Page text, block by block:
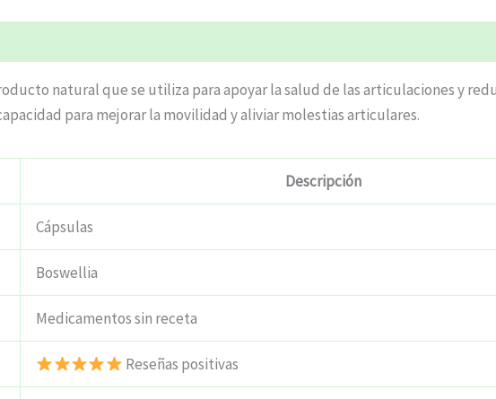
natural que se utiliza para apoyar la salud de las articulaciones y
para mejorar la movilidad y aliviar molestias articulares.
Descripción
Cápsulas
Boswellia
Medicamentos sin receta
Reseñas positivas